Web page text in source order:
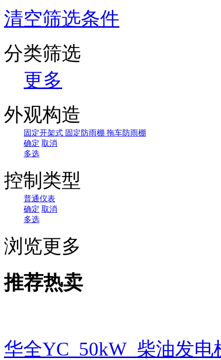
清空筛选条件
分类筛选
更多
外观构造
固定开架式 固定防雨棚 拖车防雨棚
确定 取消
多选
控制类型
普通仪表
确定 取消
多选
浏览更多
推荐热卖
华全YC_50kW_柴油发电